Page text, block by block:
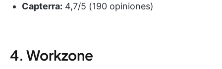
Capterra: 4,7/5 (190 opiniones)
4. Workzone